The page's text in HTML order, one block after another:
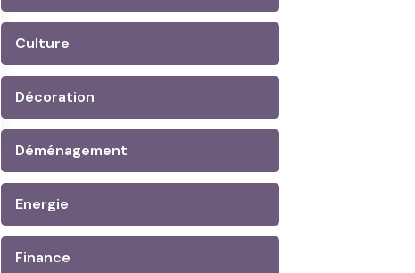
Culture
Décoration
Déménagement
Energie
Finance